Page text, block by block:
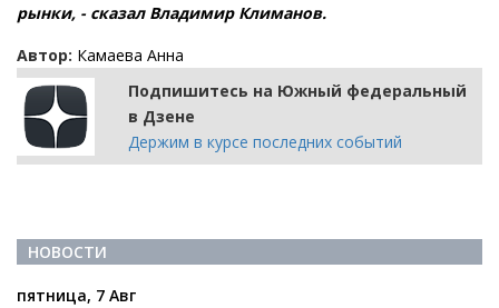
рынки, - сказал Владимир Климанов.
Автор: Камаева Анна
Подпишитесь на Южный федеральный
в Дзене
Держим в курсе последних событий
НОВОСТИ
пятница, 7 Авг